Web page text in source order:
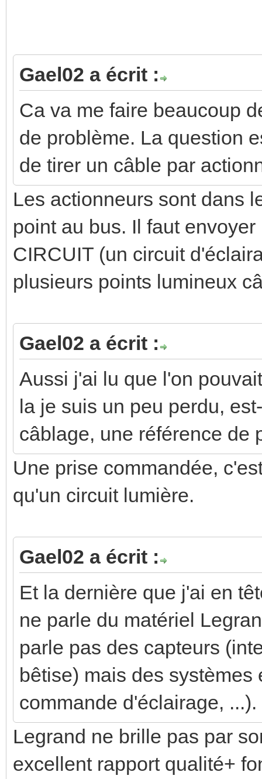
Gael02 a écrit :
Ca va me faire beaucoup
de problème. La question
de tirer un câble par
Les actionneurs sont dans
point au bus. Il faut
CIRCUIT (un circuit
plusieurs points lumineux
Gael02 a écrit :
Aussi j'ai lu que l'on
la je suis un peu perdu,
câblage, une référence de
Une prise commandée,
qu'un circuit lumière.
Gael02 a écrit :
Et la dernière que j'ai en
ne parle du matériel
parle pas des capteurs
bêtise) mais des
commande d'éclairage,
Legrand ne brille pas par
excellent rapport qualité+